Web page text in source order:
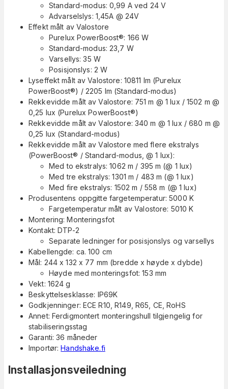
Standard-modus: 0,99 A ved 24 V
Advarselslys: 1,45A @ 24V
Effekt målt av Valostore
Purelux PowerBoost®: 166 W
Standard-modus: 23,7 W
Varsellys: 35 W
Posisjonslys: 2 W
Lyseffekt målt av Valostore: 10811 lm (Purelux
PowerBoost®) / 2205 lm (Standard-modus)
Rekkevidde målt av Valostore: 751 m @ 1 lux / 1502 m @
0,25 lux (Purelux PowerBoost®)
Rekkevidde målt av Valostore: 340 m @ 1 lux / 680 m @
0,25 lux (Standard-modus)
Rekkevidde målt av Valostore med flere ekstralys
(PowerBoost® / Standard-modus, @ 1 lux):
Med to ekstralys: 1062 m / 395 m (@ 1 lux)
Med tre ekstralys: 1301 m / 483 m (@ 1 lux)
Med fire ekstralys: 1502 m / 558 m (@ 1 lux)
Produsentens oppgitte fargetemperatur: 5000 K
Fargetemperatur målt av Valostore: 5010 K
Montering: Monteringsfot
Kontakt: DTP-2
Separate ledninger for posisjonslys og varsellys
Kabellengde: ca. 100 cm
Mål: 244 x 132 x 77 mm (bredde x høyde x dybde)
Høyde med monteringsfot: 153 mm
Vekt: 1624 g
Beskyttelsesklasse: IP69K
Godkjenninger: ECE R10, R149, R65, CE, RoHS
Annet: Ferdigmontert monteringshull tilgjengelig for
stabiliseringsstag
Garanti: 36 måneder
Importør:Handshake.fi
Installasjonsveiledning